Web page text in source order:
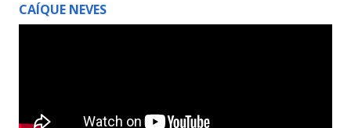
CAÍQUE NEVES